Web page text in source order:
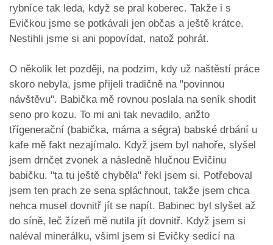
rybníce tak leda, když se pral koberec. Takže i s
Evičkou jsme se potkávali jen občas a ještě krátce.
Nestihli jsme si ani popovídat, natož pohrát.
O několik let později, na podzim, kdy už naštěstí práce
skoro nebyla, jsme přijeli tradičně na "povinnou
návštěvu". Babička mě rovnou poslala na seník shodit
seno pro kozu. To mi ani tak nevadilo, anžto
třígenerační (babička, máma a ségra) babské drbání u
kafe mě fakt nezajímalo. Když jsem byl nahoře, slyšel
jsem drnčet zvonek a následně hlučnou Evičinu
babičku. "ta tu ještě chyběla" řekl jsem si. Potřeboval
jsem ten prach ze sena spláchnout, takže jsem chca
nehca musel dovnitř jít se napít. Babinec byl slyšet až
do síně, leč žízeň mě nutila jít dovnitř. Když jsem si
naléval minerálku, všiml jsem si Evičky sedící na